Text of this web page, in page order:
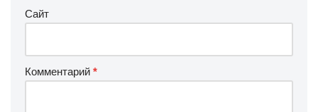
Сайт
Комментарий *